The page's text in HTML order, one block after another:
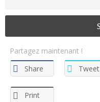
Partagez maintenant !
Share
Tweet
Print